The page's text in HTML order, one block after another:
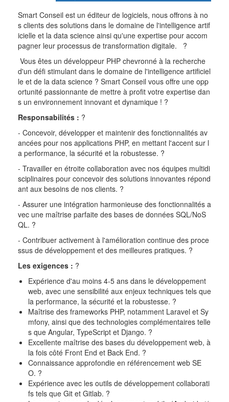
Smart Conseil est un éditeur de logiciels, nous offrons à no
s clients des solutions dans le domaine de l'intelligence artif
icielle et la data science ainsi qu'une expertise pour accom
pagner leur processus de transformation digitale. ?
Vous êtes un développeur PHP chevronné à la recherche
d'un défi stimulant dans le domaine de l'intelligence artificiel
le et de la data science ? Smart Conseil vous offre une opp
ortunité passionnante de mettre à profit votre expertise dan
s un environnement innovant et dynamique ! ?
Responsabilités : ?
- Concevoir, développer et maintenir des fonctionnalités av
ancées pour nos applications PHP, en mettant l'accent sur l
a performance, la sécurité et la robustesse. ?
- Travailler en étroite collaboration avec nos équipes multidi
sciplinaires pour concevoir des solutions innovantes répond
ant aux besoins de nos clients. ?
- Assurer une intégration harmonieuse des fonctionnalités a
vec une maîtrise parfaite des bases de données SQL/NoS
QL. ?
- Contribuer activement à l'amélioration continue des proce
ssus de développement et des meilleures pratiques. ?
Les exigences : ?
Expérience d'au moins 4-5 ans dans le développement
web, avec une sensibilité aux enjeux techniques tels que
la performance, la sécurité et la robustesse. ?
Maîtrise des frameworks PHP, notamment Laravel et Sy
mfony, ainsi que des technologies complémentaires telle
s que Angular, TypeScript et Django. ?
Excellente maîtrise des bases du développement web, à
la fois côté Front End et Back End. ?
Connaissance approfondie en référencement web SE
O. ?
Expérience avec les outils de développement collaborati
fs tels que Git et Gitlab. ?